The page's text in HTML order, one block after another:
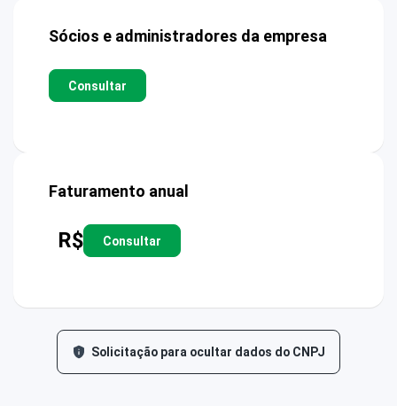
Sócios e administradores da empresa
Consultar
Faturamento anual
R$ Consultar
Solicitação para ocultar dados do CNPJ